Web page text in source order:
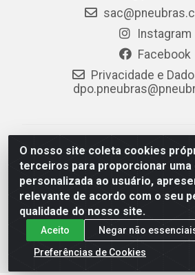
O nosso site coleta cookies
terceiros para proporcionar uma
personalizada ao usuário,
relevante de acordo com o seu
qualidade do nosso site.
Aceito
Negar não
Preferências de Cookies
Instagram
Facebook
Privacidade e
PneuBras - Rodovia BR-101, KM
Jaboatão dos Guararapes/PE - CEP
08.678.386/0001-05 - Pneubras
Ltda